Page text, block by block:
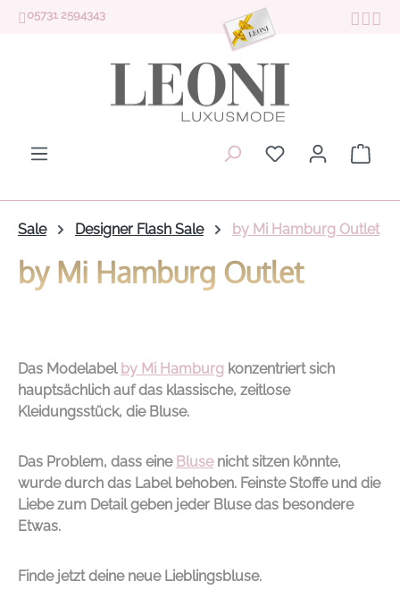
Zum Hauptinhalt springen
05731 2594343
Du hast 0
Sale Designer Flash Sale by Mi Hamburg Outlet
by Mi Hamburg Outlet
Das Modelabel by Mi Hamburg konzentriert sich
hauptsächlich auf das klassische, zeitlose
Kleidungsstück, die Bluse.
Das Problem, dass eine Blusenicht sitzen könnte,
wurde durch das Label behoben. Feinste Stoffe und die
Liebe zum Detail geben jeder Bluse das besondere
Etwas.
Finde jetzt deine neue Lieblingsbluse.